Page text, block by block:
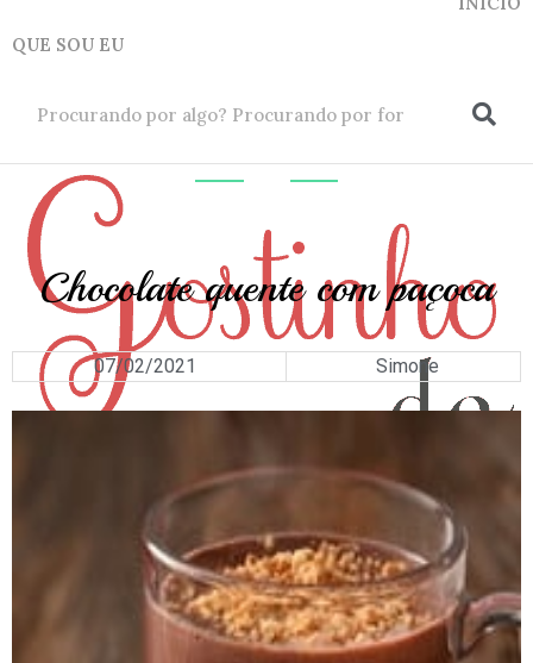
QUE SOU EU
Receitas e vinhos
Chocolate quente com paçoca
07/02/2021 Simone